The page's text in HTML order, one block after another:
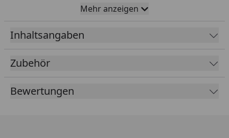
luftgetrocknet und mit einem Fleischanteil von 98 %
wird der Hundesnack ohne Zusatz von Zucker und
Soja hergestellt.
So können auch ernährungssensible Hunde mit
diesem Snack verwöhnt werden.
Fütterungsempfehlung
Mehr anzeigen
Inhaltsangaben
Zubehör
Bewertungen